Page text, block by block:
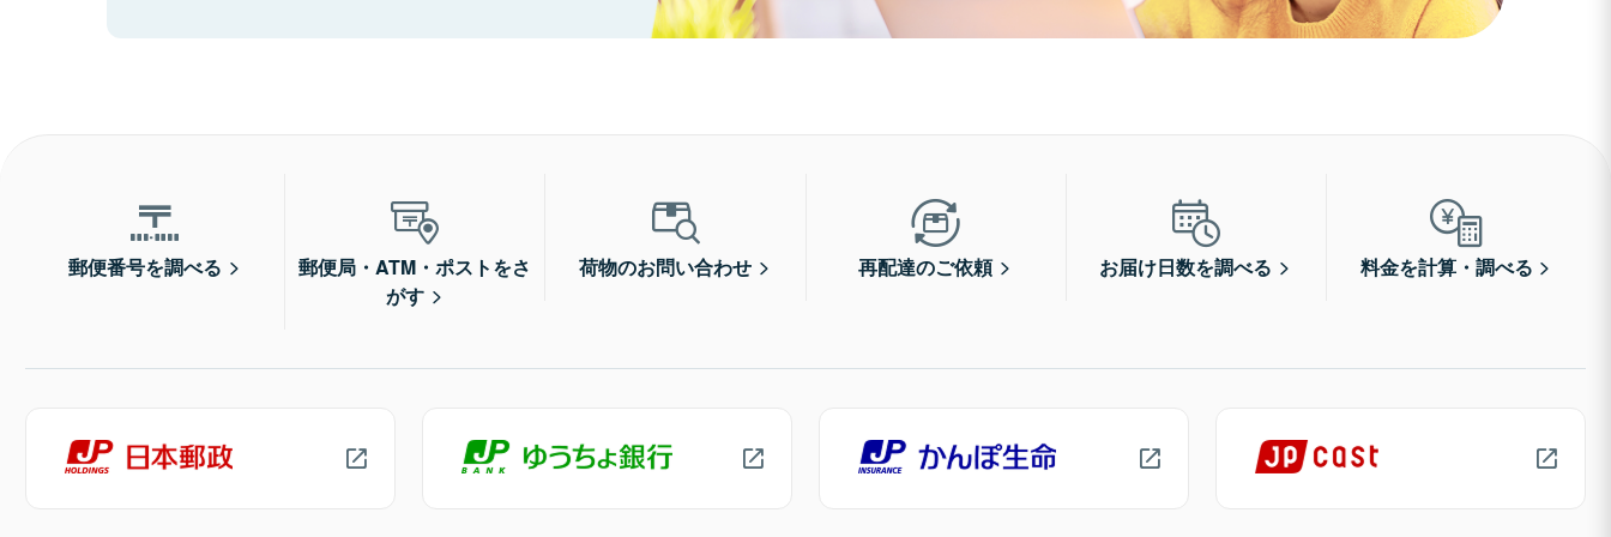
郵便番号を調べる
郵便局・ATM・ポストをさ
がす
荷物のお問い合わせ 再配達のご依頼 お届け日数を調べる 料金を計算・調べる